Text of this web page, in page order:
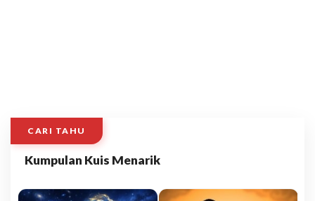
CARI TAHU
Kumpulan Kuis Menarik